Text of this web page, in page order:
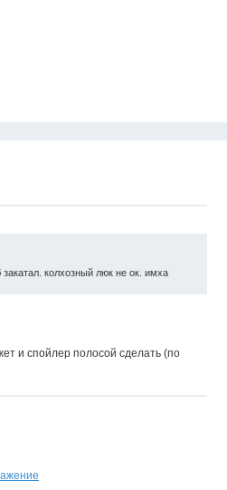
колхозный люк не ок. имха
и спойлер полосой сделать (по